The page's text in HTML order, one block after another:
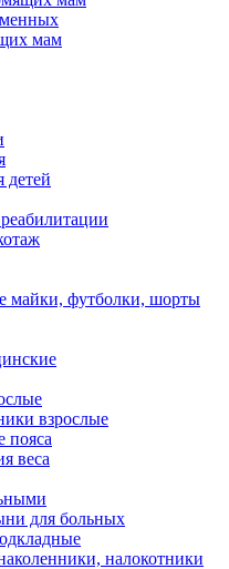
мам
детей
майки, футболки, шорты
взрослые
пояса
веса
для больных
налокотники